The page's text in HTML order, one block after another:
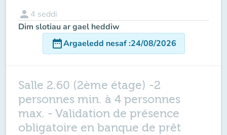
person 4 seddi
Dim slotiau ar gael heddiw
date_rangeArgaeledd nesaf:24/08/2026
Salle 2.60 (2ème étage) -2
personnes min. à 4 personnes
max. - Validation de présence
obligatoire en banque de prêt